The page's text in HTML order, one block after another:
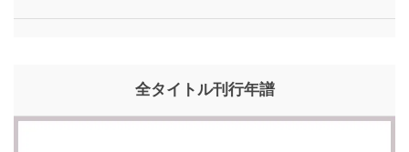
全タイトル刊行年譜